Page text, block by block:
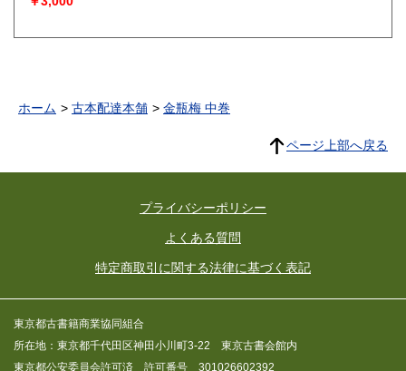
ホーム 古本配達本舗 金瓶梅 中巻
ページ上部へ戻る
プライバシーポリシー
よくある質問
特定商取引に関する法律に基づく表記
東京都古書籍商業協同組合
所在地：東京都千代田区神田小川町3-22 東京古書会館内
東京都公安委員会許可済 許可番号 301026602392